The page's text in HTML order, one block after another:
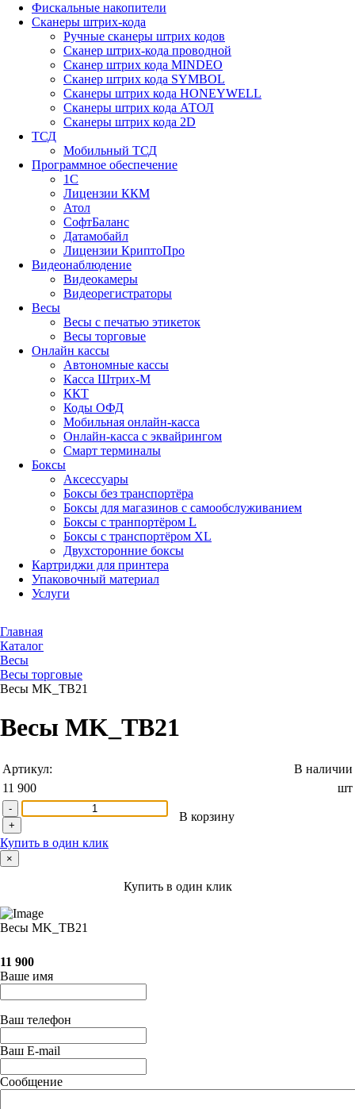
Фискальные накопители
Сканеры штрих-кода
Ручные сканеры штрих кодов
Сканер штрих-кода проводной
Сканер штрих кода MINDEO
Сканер штрих кода SYMBOL
Сканеры штрих кода HONEYWELL
Сканеры штрих кода АТОЛ
Сканеры штрих кода 2D
ТСД
Мобильный ТСД
Программное обеспечение
1С
Лицензии ККМ
Атол
СофтБаланс
Датамобайл
Лицензии КриптоПро
Видеонаблюдение
Видеокамеры
Видеорегистраторы
Весы
Весы с печатью этикеток
Весы торговые
Онлайн кассы
Автономные кассы
Касса Штрих-М
ККТ
Коды ОФД
Мобильная онлайн-касса
Онлайн-касса с эквайрингом
Смарт терминалы
Боксы
Аксессуары
Боксы без транспортёра
Боксы для магазинов с самообслуживанием
Боксы с транпортёром L
Боксы с транспортёром XL
Двухсторонние боксы
Картриджи для принтера
Упаковочный материал
Услуги
Главная
Каталог
Весы
Весы торговые
Весы MK_ТВ21
Весы MK_ТВ21
Артикул:
В наличии
11 900
шт
-
+
В корзину
Купить в один клик
×
Купить в один клик
Весы MK_ТВ21
11 900
Ваше имя
Ваш телефон
Ваш E-mail
Сообщение